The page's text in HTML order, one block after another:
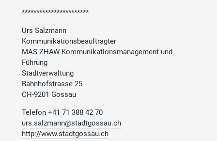
***********************
Urs Salzmann
Kommunikationsbeauftragter
MAS ZHAW Kommunikationsmanagement und
Führung
Stadtverwaltung
Bahnhofstrasse 25
CH-9201 Gossau
Telefon +41 71 388 42 70
urs.salzmann@stadtgossau.ch
http://www.stadtgossau.ch